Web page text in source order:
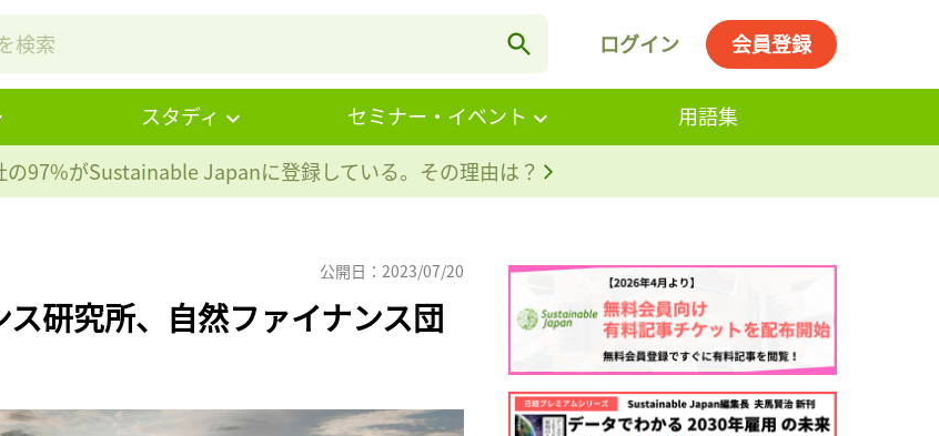
ログイン 会員登録
スタディ セミナー・イベント
用語集
の97%がSustainable Japanに登録している。その理由は？
公開日：2023/07/20
ス研究所、自然ファイナンス団